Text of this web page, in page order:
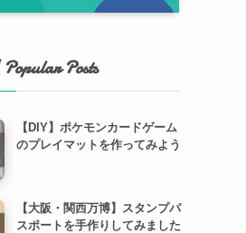
Posts
【DIY】ポケモンカードゲーム
のプレイマットを作ってみよう
【大阪・関西万博】スタンプパ
スポートを手作りしてみました